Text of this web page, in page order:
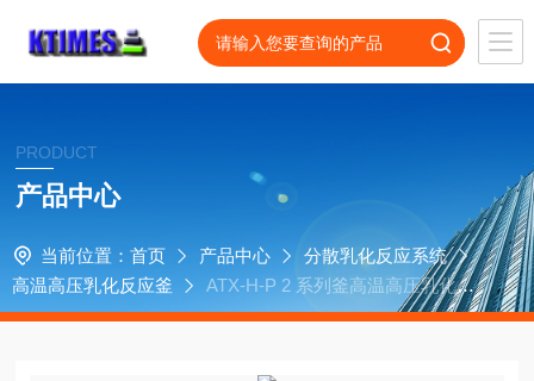
PRODUCT
产品中心
当前位置： 首页 产品中心
分散乳化反应系统
高温高压乳化反应釜
ATX-H-P 2 系列釜高温高压乳化反
应釜